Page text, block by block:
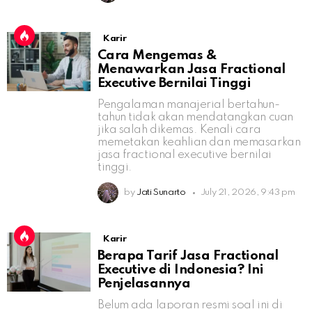
Karir
Cara Mengemas &
Menawarkan Jasa Fractional
Executive Bernilai Tinggi
Pengalaman manajerial bertahun-
tahun tidak akan mendatangkan cuan
jika salah dikemas. Kenali cara
memetakan keahlian dan memasarkan
jasa fractional executive bernilai
tinggi.
by Jati Sunarto July 21, 2026, 9:43 pm
Karir
Berapa Tarif Jasa Fractional
Executive di Indonesia? Ini
Penjelasannya
Belum ada laporan resmi soal ini di